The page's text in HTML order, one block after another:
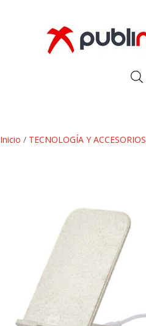
Inicio / TECNOLOGÍA Y ACCESORIOS